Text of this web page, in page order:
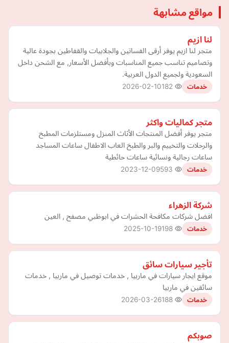
مواقع مشابهة
لنا ازيم
متجر لنا ازيم يوفر أرقى الفساتين والجلابيات والقفاطين بجودة عالية
وتصاميم تناسب جميع المناسبات وبأفضل الأسعار, مع الشحن داخل
السعودية ولجميع الدول العربية.
خدمات 2026-02-10
متجر كماليات واكثر
متجر يوفر أفضل المنتجات الأثاث المنزل ومستلزمات المطبخ
والرحلات والتخييم والبر والطبخ العاب الاطفال ساعات المساجد
ساعات رجالية ونسائية ساعات حائطية
خدمات 2023-12-09
شركة الزهراء
افضل شركات مكافحة الحشرات في ابوظبي مصفح , العين
خدمات 2025-10-19
تأجير سيارات سائق
موقع ايجار سيارات في ماربيا , خدمات توصيل في ماربيا , خدمات
سائقين في ماربيا
خدمات 2026-03-26
صوبكم